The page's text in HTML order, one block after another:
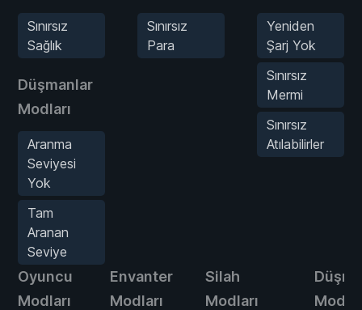
Sınırsız
Sağlık
Düşmanlar
Modları
Aranma
Seviyesi
Yok
Tam
Aranan
Seviye
Sınırsız
Para
Yeniden
Şarj Yok
Sınırsız
Mermi
Sınırsız
Atılabilirler
Oyuncu
Modları
Envanter
Modları
Silah
Modları